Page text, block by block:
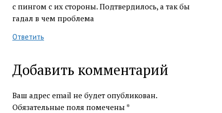
с пингом с их стороны. Подтвердилось, а так бы
гадал в чем проблема
Ответить
Добавить комментарий
Ваш адрес email не будет опубликован.
Обязательные поля помечены *